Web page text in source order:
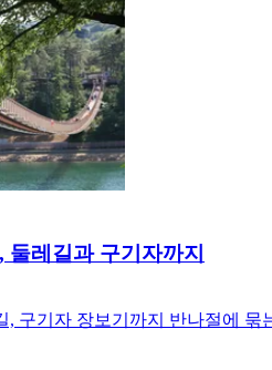
레길과 구기자까지
, 구기자 장보기까지 반나절에